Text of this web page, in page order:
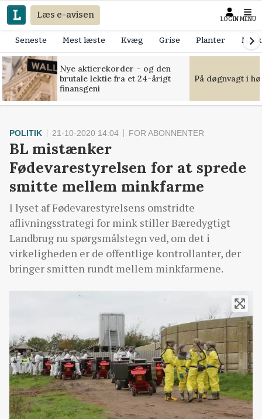
Læs e-avisen LOGIN MENU
Seneste Mest læste Kvæg Grise Planter
Nye aktierekorder – og den
brutale lektie fra et 24-årigt
finansgeni
På døgnvagt i
POLITIK 21-10-2020 14:04 FOR ABONNENTER
BL mistænker
Fødevarestyrelsen for at sprede
smitte mellem minkfarme
I lyset af Fødevarestyrelsens omstridte
aflivningsstrategi for mink stiller Bæredygtigt
Landbrug nu spørgsmålstegn ved, om det i
virkeligheden er de offentlige kontrollanter, der
bringer smitten rundt mellem minkfarmene.